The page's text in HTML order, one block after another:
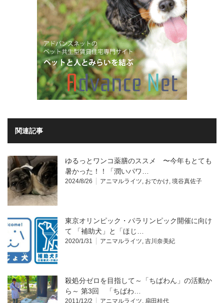
関連記事
ゆるっとワンコ薬膳のススメ 〜今年もとても
暑かった！！「潤いパワ…
2024/8/26 アニマルライツ おでかけ 境谷真佐子
東京オリンピック・パラリンピック開催に向け
て 「補助犬」と「ほじ…
2020/1/31 アニマルライツ 吉川奈美紀
殺処分ゼロを目指して～「ちばわん」の活動か
ら～ 第3回 「ちばわ…
2011/12/2 アニマルライツ 扇田桂代